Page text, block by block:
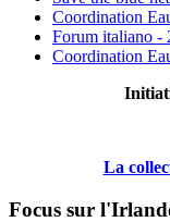
Coordination
Forum italiano -
Coordination
La
Focus sur